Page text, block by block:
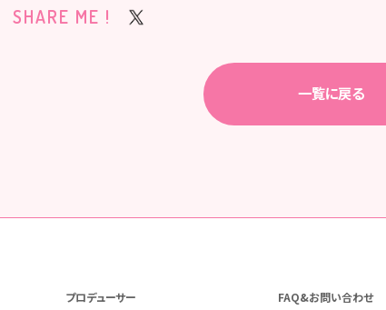
SHARE ME !
一覧に戻る
プロデューサー FAQ&お問い合わせ